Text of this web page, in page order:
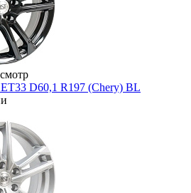
D60,1 R197 (Chery) BL